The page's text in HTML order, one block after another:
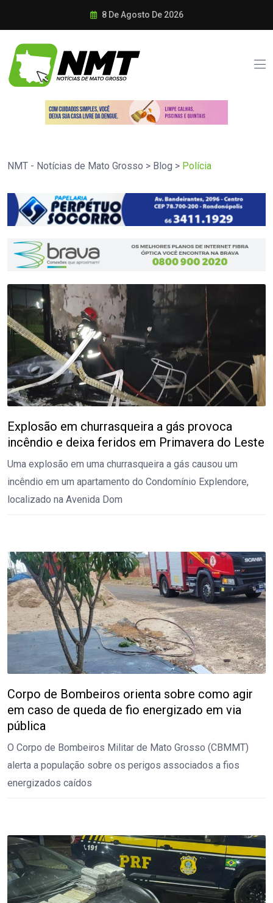
8 De Agosto De 2026
NMT - Notícias de Mato Grosso > Blog > Polícia
Explosão em churrasqueira a gás provoca
incêndio e deixa feridos em Primavera do Leste
Uma explosão em uma churrasqueira a gás causou um
incêndio em um apartamento do Condomínio Explendore,
localizado na Avenida Dom
Corpo de Bombeiros orienta sobre como agir
em caso de queda de fio energizado em via
pública
O Corpo de Bombeiros Militar de Mato Grosso (CBMMT)
alerta a população sobre os perigos associados a fios
energizados caídos